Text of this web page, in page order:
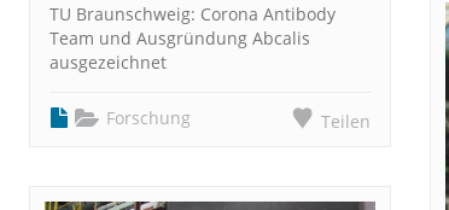
TU Braunschweig: Corona Antibody
Team und Ausgründung Abcalis
ausgezeichnet
Forschung Teilen